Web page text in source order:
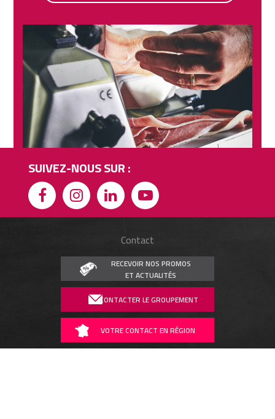
SUIVEZ-NOUS SUR :
Contact
RECEVOIR NOS PROMOS
ET ACTUALITÉS
CONTACTER LE GROUPEMENT
VOTRE CONTACT EN RÉGION